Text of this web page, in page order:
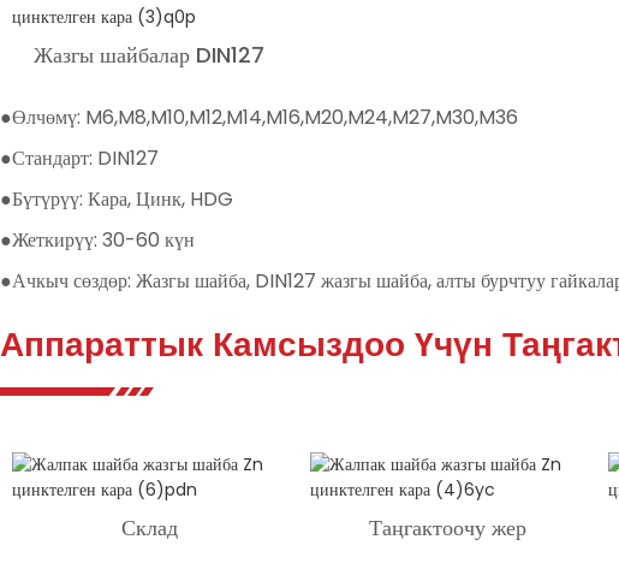
Жазгы шайбалар DIN127
●Өлчөмү: M6,M8,M10,M12,M14,M16,M20,M24,M27,M30,M36
●Стандарт: DIN127
●Бүтүрүү: Кара, Цинк, HDG
●Жеткирүү: 30-60 күн
●Ачкыч сөздөр: Жазгы шайба, DIN127 жазгы шайба, алты бурчтуу
Аппараттык Камсыздоо Үчүн
Склад Таңгактоочу жер